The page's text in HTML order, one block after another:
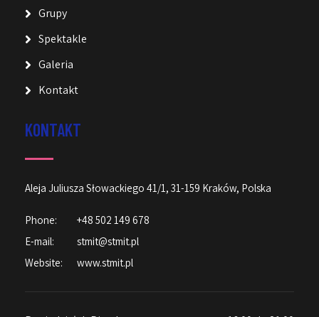
Grupy
Spektakle
Galeria
Kontakt
KONTAKT
Aleja Juliusza Słowackiego 41/1, 31-159 Kraków, Polska
Phone:
+48 502 149 678
E-mail:
stmit@stmit.pl
Website:
www.stmit.pl